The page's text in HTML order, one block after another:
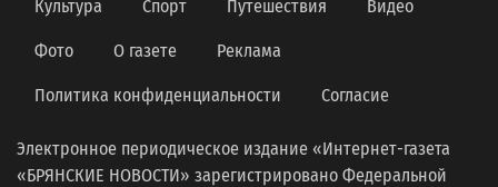
Культура Спорт Путешествия Видео
Фото О газете Реклама
Политика конфиденциальности Согласие
Электронное периодическое издание «Интернет-газета
«БРЯНСКИЕ НОВОСТИ» зарегистрировано Федеральной